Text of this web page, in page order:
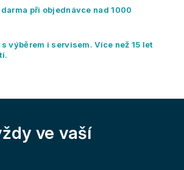
k
y
ý
při objednávce nad 1000
výběrem i servisem. Více než 15 let
ve vaší